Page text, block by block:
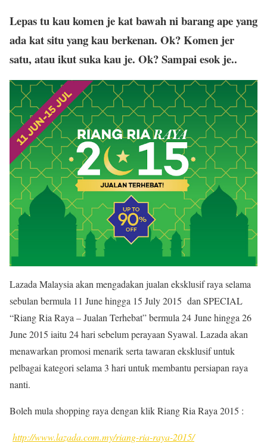
Lepas tu kau komen je kat bawah ni barang ape yang
ada kat situ yang kau berkenan. Ok? Komen jer
satu, atau ikut suka kau je. Ok? Sampai esok je..
Lazada Malaysia akan mengadakan jualan eksklusif raya selama
sebulan bermula 11 June hingga 15 July 2015 dan SPECIAL
“Riang Ria Raya – Jualan Terhebat” bermula 24 June hingga 26
June 2015 iaitu 24 hari sebelum perayaan Syawal. Lazada akan
menawarkan promosi menarik serta tawaran eksklusif untuk
pelbagai kategori selama 3 hari untuk membantu persiapan raya
nanti.
Boleh mula shopping raya dengan klik Riang Ria Raya 2015 :
http://www.lazada.com.my/riang-ria-raya-2015/